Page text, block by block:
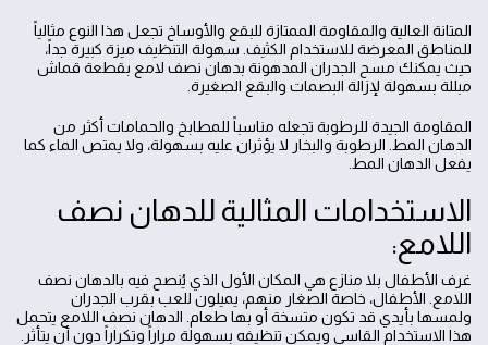
المتانة العالية والمقاومة الممتازة للبقع والأوساخ تجعل هذا النوع مثالياً
للمناطق المعرضة للاستخدام الكثيف. سهولة التنظيف ميزة كبيرة جداً،
حيث يمكنك مسح الجدران المدهونة بدهان نصف لامع بقطعة قماش
مبللة بسهولة لإزالة البصمات والبقع الصغيرة.
المقاومة الجيدة للرطوبة تجعله مناسباً للمطابخ والحمامات أكثر من
الدهان المط. الرطوبة والبخار لا يؤثران عليه بسهولة، ولا يمتص الماء كما
يفعل الدهان المط.
الاستخدامات المثالية للدهان نصف
اللامع:
غرف الأطفال بلا منازع هي المكان الأول الذي يُنصح فيه بالدهان نصف
اللامع. الأطفال، خاصة الصغار منهم، يميلون للعب بقرب الجدران
ولمسها بأيدي قد تكون متسخة أو بها طعام. الدهان نصف اللامع يتحمل
هذا الاستخدام القاسي ويمكن تنظيفه بسهولة مراراً وتكراراً دون أن يتأثر.